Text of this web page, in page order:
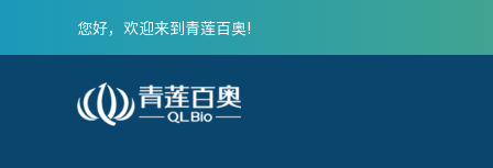
您好，欢迎来到青莲百奥!